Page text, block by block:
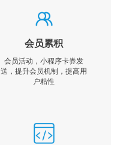
会员累积
会员活动，小程序卡券发
送，提升会员机制，提高用
户粘性